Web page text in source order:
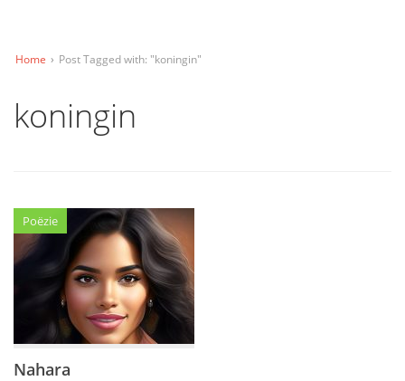
Home › Post Tagged with: "koningin"
koningin
Poëzie
Nahara